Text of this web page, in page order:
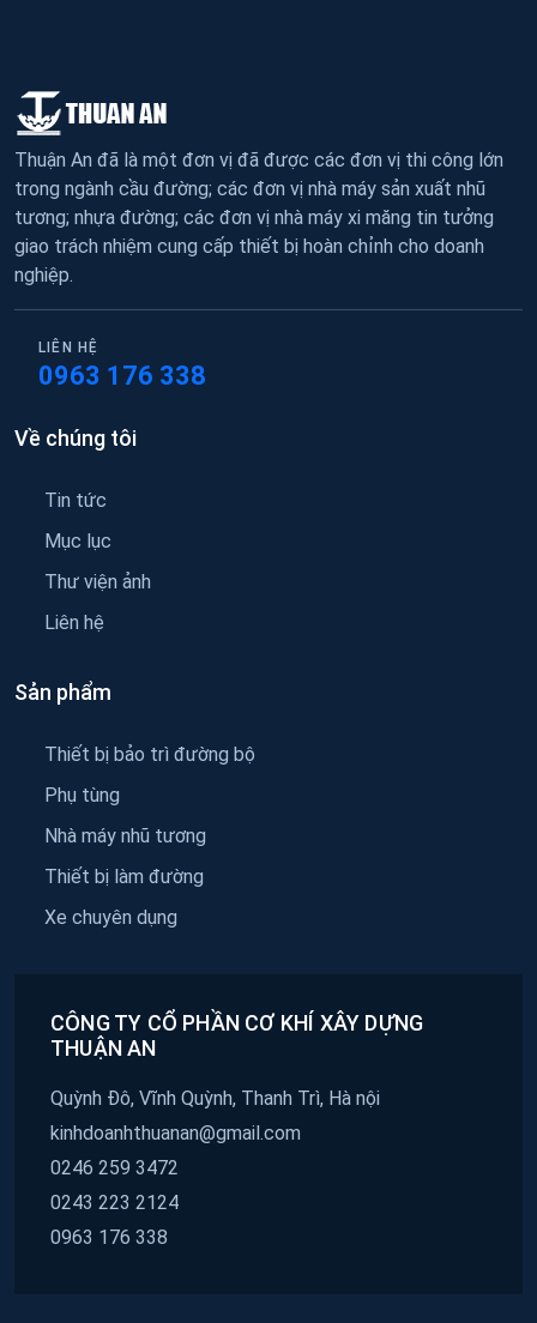
Thuận An đã là một đơn vị đã được các đơn vị thi công lớn
trong ngành cầu đường; các đơn vị nhà máy sản xuất nhũ
tương; nhựa đường; các đơn vị nhà máy xi măng tin tưởng
giao trách nhiệm cung cấp thiết bị hoàn chỉnh cho doanh
nghiệp.
LIÊN HỆ
0963 176 338
Về chúng tôi
Tin tức
Mục lục
Thư viện ảnh
Liên hệ
Sản phẩm
Thiết bị bảo trì đường bộ
Phụ tùng
Nhà máy nhũ tương
Thiết bị làm đường
Xe chuyên dụng
CÔNG TY CỔ PHẦN CƠ KHÍ XÂY DỰNG
THUẬN AN
Quỳnh Đô, Vĩnh Quỳnh, Thanh Trì, Hà nội
kinhdoanhthuanan@gmail.com
0246 259 3472
0243 223 2124
0963 176 338